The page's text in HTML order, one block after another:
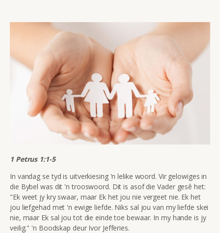
1 Petrus 1:1-5
In vandag se tyd is uitverkiesing 'n lelike woord. Vir gelowiges in
die Bybel was dit 'n trooswoord. Dit is asof die Vader gesê het:
"Ek weet jy kry swaar, maar Ek het jou nie vergeet nie. Ek het
jou liefgehad met 'n ewige liefde. Niks sal jou van my liefde skei
nie, maar Ek sal jou tot die einde toe bewaar. In my hande is jy
veilig." 'n Boodskap deur Ivor Jefferies.